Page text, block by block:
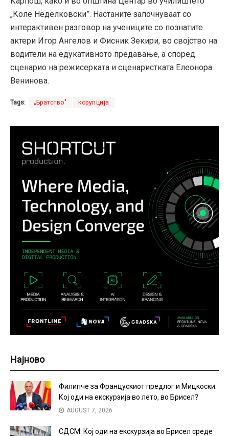
„Коле Неделковски”. Настаните започнуваат со
интерактивен разговор на учениците со познатите
актери Игор Ангелов и Фисник Зекири, во својство на
водители на едукативното предавање, а според
сценарио на режисерката и сценаристката Елеонора
Венинова.
Tags: „Братство" корупција
Најново
Филипче за Францускиот предлог и Мицкоски:
Кој оди на екскурзија во лето, во Брисел?
AUGUST 7, 2026
СДСМ: Кој оди на екскурзија во Брисел среде